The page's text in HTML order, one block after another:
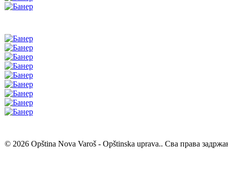
© 2026 Opština Nova Varoš - Opštinska uprava.. Сва права